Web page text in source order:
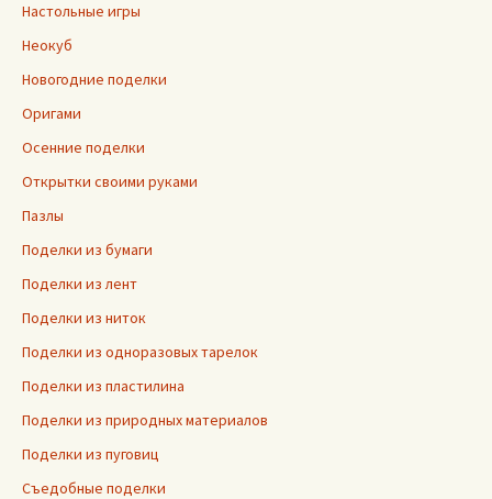
Настольные игры
Неокуб
Новогодние поделки
Оригами
Осенние поделки
Открытки своими руками
Пазлы
Поделки из бумаги
Поделки из лент
Поделки из ниток
Поделки из одноразовых тарелок
Поделки из пластилина
Поделки из природных материалов
Поделки из пуговиц
Съедобные поделки